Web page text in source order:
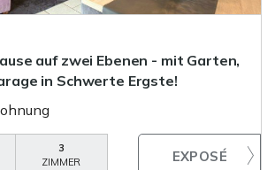
auf zwei Ebenen - mit Garten,
in Schwerte Ergste!
3
ZIMMER